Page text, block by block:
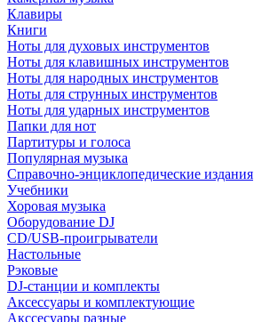
Клавиры
Книги
Ноты для духовых инструментов
Ноты для клавишных инструментов
Ноты для народных инструментов
Ноты для струнных инструментов
Ноты для ударных инструментов
Папки для нот
Партитуры и голоса
Популярная музыка
Справочно-энциклопедические издания
Учебники
Хоровая музыка
Оборудование DJ
CD/USB-проигрыватели
Настольные
Рэковые
DJ-станции и комплекты
Аксессуары и комплектующие
Акссесуары разные